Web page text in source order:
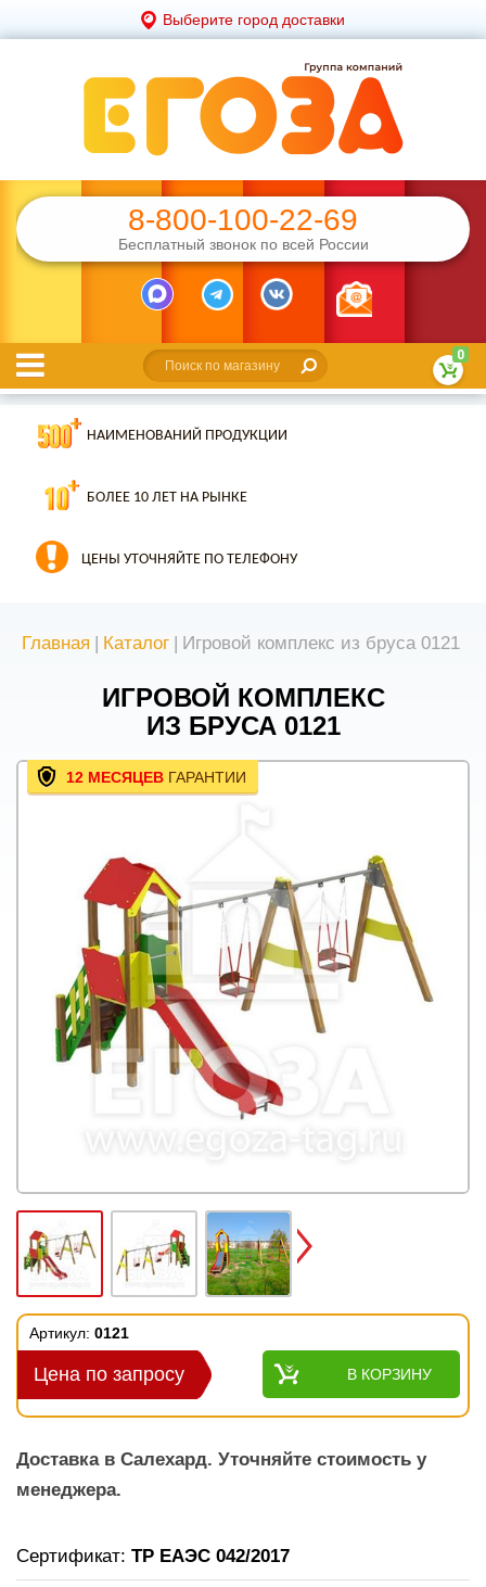
Выберите город доставки
8-800-100-22-69
Бесплатный звонок по всей России
0
НАИМЕНОВАНИЙ ПРОДУКЦИИ
БОЛЕЕ 10 ЛЕТ НА РЫНКЕ
ЦЕНЫ УТОЧНЯЙТЕ ПО ТЕЛЕФОНУ
Главная | Каталог | Игровой комплекс из бруса 0121
ИГРОВОЙ КОМПЛЕКС
ИЗ БРУСА 0121
12 МЕСЯЦЕВ ГАРАНТИИ
Next
Артикул: 0121
Цена по запросу В КОРЗИНУ
Доставка в Салехард. Уточняйте стоимость у
менеджера.
Сертификат: ТР ЕАЭС 042/2017